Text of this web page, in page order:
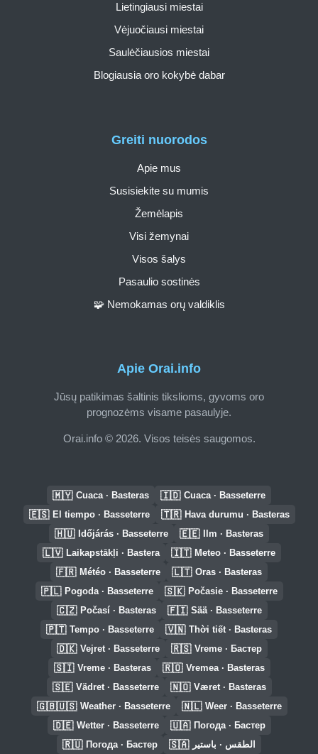
Apie Orai.info
Jūsų patikimas šaltinis tikslioms, gyvoms oro
prognozėms visame pasaulyje.
Orai.info © 2026. Visos teisės saugomos.
Greiti nuorodos
Apie mus
Susisiekite su mumis
Žemėlapis
Visi žemynai
Visos šalys
Pasaulio sostinės
🧩 Nemokamas orų valdiklis
Lietingiausi miestai
Vėjuočiausi miestai
Saulėčiausios miestai
Blogiausia oro kokybė dabar
🇲🇾 Cuaca · Basteras 🇮🇩 Cuaca · Basseterre
🇪🇸 El tiempo · Basseterre 🇹🇷 Hava durumu · Basteras
🇭🇺 Időjárás · Basseterre 🇪🇪 Ilm · Basteras
🇱🇻 Laikapstākļi · Bastera 🇮🇹 Meteo · Basseterre
🇫🇷 Météo · Basseterre 🇱🇹 Oras · Basteras
🇵🇱 Pogoda · Basseterre 🇸🇰 Počasie · Basseterre
🇨🇿 Počasí · Basteras 🇫🇮 Sää · Basseterre
🇵🇹 Tempo · Basseterre 🇻🇳 Thời tiết · Basteras
🇩🇰 Vejret · Basseterre 🇷🇸 Vreme · Бастер
🇸🇮 Vreme · Basteras 🇷🇴 Vremea · Basteras
🇸🇪 Vädret · Basseterre 🇳🇴 Været · Basteras
🇬🇧🇺🇸 Weather · Basseterre 🇳🇱 Weer · Basseterre
🇩🇪 Wetter · Basseterre 🇺🇦 Погода · Бастер
🇷🇺 Погода · Бастер 🇸🇦 الطقس · باستير